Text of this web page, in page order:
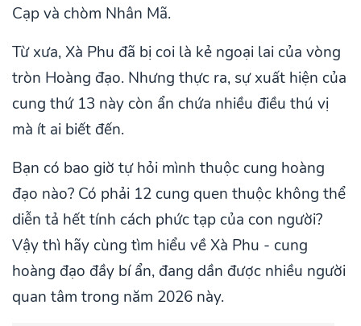
Cạp và chòm Nhân Mã.
Từ xưa, Xà Phu đã bị coi là kẻ ngoại lai của vòng
tròn Hoàng đạo. Nhưng thực ra, sự xuất hiện của
cung thứ 13 này còn ẩn chứa nhiều điều thú vị
mà ít ai biết đến.
Bạn có bao giờ tự hỏi mình thuộc cung hoàng
đạo nào? Có phải 12 cung quen thuộc không thể
diễn tả hết tính cách phức tạp của con người?
Vậy thì hãy cùng tìm hiểu về Xà Phu - cung
hoàng đạo đầy bí ẩn, đang dần được nhiều người
quan tâm trong năm 2026 này.